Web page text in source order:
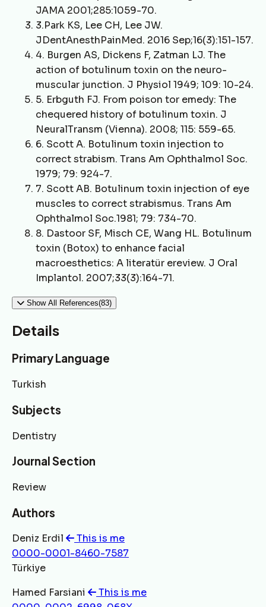
JAMA 2001;285:1059-70.
3.Park KS, Lee CH, Lee JW.
JDentAnesthPainMed. 2016 Sep;16(3):151-157.
4. Burgen AS, Dickens F, Zatman LJ. The
action of botulinum toxin on the neuro-
muscular junction. J Physiol 1949; 109: 10-24.
5. Erbguth FJ. From poison tor emedy: The
chequered history of botulinum toxin. J
NeuralTransm (Vienna). 2008; 115: 559-65.
6. Scott A. Botulinum toxin injection to
correct strabism. Trans Am Ophthalmol Soc.
1979; 79: 924-7.
7. Scott AB. Botulinum toxin injection of eye
muscles to correct strabismus. Trans Am
Ophthalmol Soc.1981; 79: 734-70.
8. Dastoor SF, Misch CE, Wang HL. Botulinum
toxin (Botox) to enhance facial
macroesthetics: A literatür ereview. J Oral
Implantol. 2007;33(3):164-71.
Show All References(83)
Details
Primary Language
Turkish
Subjects
Dentistry
Journal Section
Review
Authors
Deniz Erdil
This is me
0000-0001-8460-7587
Türkiye
Hamed Farsiani
This is me